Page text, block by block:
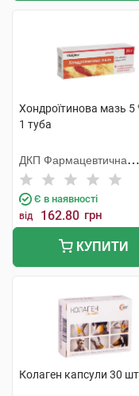
Хондроїтинова мазь 5
1 туба
ДКП Фармацевтична
фабрика
Є в наявності
від 162.80 грн
КУПИТИ
Колаген капсули 30 шт